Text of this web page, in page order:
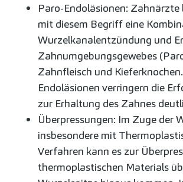
Paro-Endoläsionen: Zahnärzte
mit diesem Begriff eine
Wurzelkanalentzündung und
Zahnumgebungsgewebes
Zahnfleisch und
Endoläsionen verringern die
zur Erhaltung des Zahnes
Überpressungen: Im Zuge der
insbesondere mit
Verfahren kann es zur
thermoplastischen Materials